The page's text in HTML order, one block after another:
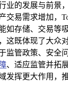
业的发展与前景
交易需求增加，
如存储、交易等
这既体现了大众
监管政策、安全
、适应监管并拓
发挥更大作用，